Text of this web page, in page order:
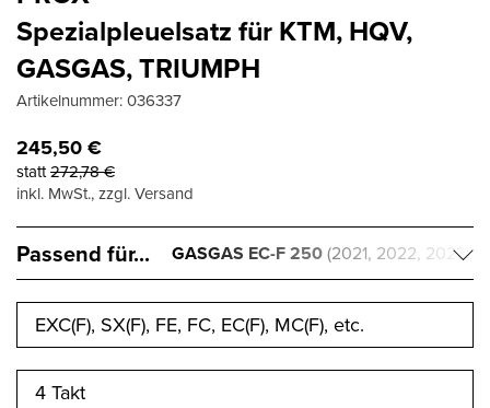
Spezialpleuelsatz für KTM, HQV,
GASGAS, TRIUMPH
Artikelnummer:036337
245,50€
statt272,78€
inkl. MwSt., zzgl. Versand
Passend für... GASGAS EC-F 250(2021, 2022, 2023)
EXC(F), SX(F), FE, FC, EC(F), MC(F), etc.
4 Takt